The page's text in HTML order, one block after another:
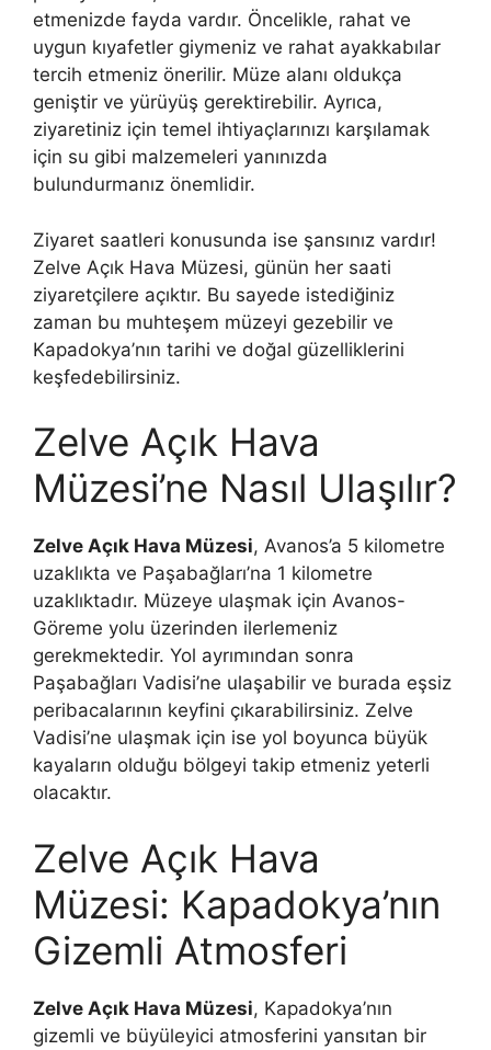
etmenizde fayda vardır. Öncelikle, rahat ve
uygun kıyafetler giymeniz ve rahat ayakkabılar
tercih etmeniz önerilir. Müze alanı oldukça
geniştir ve yürüyüş gerektirebilir. Ayrıca,
ziyaretiniz için temel ihtiyaçlarınızı karşılamak
için su gibi malzemeleri yanınızda
bulundurmanız önemlidir.
Ziyaret saatleri konusunda ise şansınız vardır!
Zelve Açık Hava Müzesi, günün her saati
ziyaretçilere açıktır. Bu sayede istediğiniz
zaman bu muhteşem müzeyi gezebilir ve
Kapadokya’nın tarihi ve doğal güzelliklerini
keşfedebilirsiniz.
Zelve Açık Hava
Müzesi’ne Nasıl Ulaşılır?
Zelve Açık Hava Müzesi, Avanos’a 5 kilometre
uzaklıkta ve Paşabağları’na 1 kilometre
uzaklıktadır. Müzeye ulaşmak için Avanos-
Göreme yolu üzerinden ilerlemeniz
gerekmektedir. Yol ayrımından sonra
Paşabağları Vadisi’ne ulaşabilir ve burada eşsiz
peribacalarının keyfini çıkarabilirsiniz. Zelve
Vadisi’ne ulaşmak için ise yol boyunca büyük
kayaların olduğu bölgeyi takip etmeniz yeterli
olacaktır.
Zelve Açık Hava
Müzesi: Kapadokya’nın
Gizemli Atmosferi
Zelve Açık Hava Müzesi, Kapadokya’nın
gizemli ve büyüleyici atmosferini yansıtan bir